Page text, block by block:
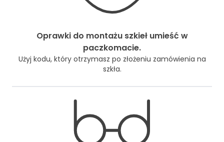
Oprawki do montażu szkieł umieść w
paczkomacie.
Użyj kodu, który otrzymasz po złożeniu zamówienia na
szkła.